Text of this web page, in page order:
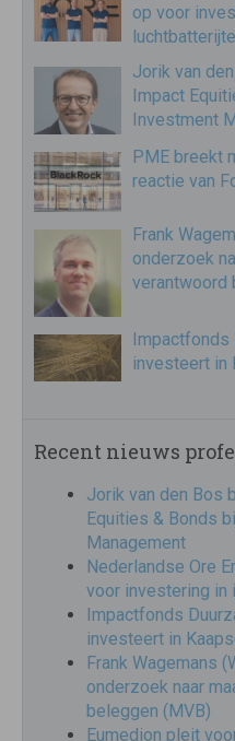
op voor
Jorik van
Impact
Investment
PME breekt
reactie van
Frank
onderzoek
verantwoord
investeert in
Recent nieuws
Jorik van den Bos
Equities & Bonds
Management
Nederlandse Ore
voor investering in
Impactfonds
investeert in
Frank Wagemans
onderzoek naar
beleggen (MVB)
Eumedion pleit